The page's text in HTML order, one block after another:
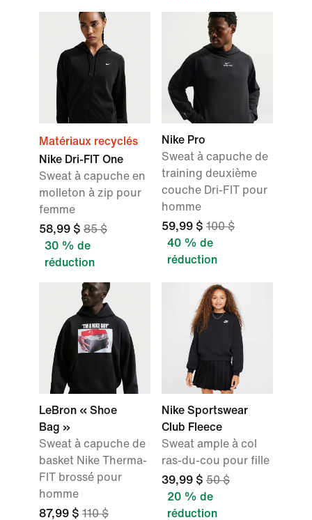
Matériaux recyclés
Nike Dri-FIT One
Sweat à capuche en
molleton à zip pour
femme
58,99 $ 85 $
30 % de
réduction
Nike Pro
Sweat à capuche de
training deuxième
couche Dri-FIT pour
homme
59,99 $ 100 $
40 % de
réduction
LeBron « Shoe
Bag »
Sweat à capuche de
basket Nike Therma-
FIT brossé pour
homme
87,99 $ 110 $
Nike Sportswear
Club Fleece
Sweat ample à col
ras-du-cou pour fille
39,99 $ 50 $
20 % de
réduction